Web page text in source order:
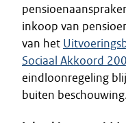
inkoop van
van het
Sociaal Akkoord
eindloonregeling
buiten